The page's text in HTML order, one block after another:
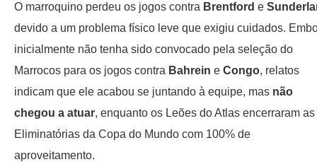
O marroquino perdeu os jogos contra Brentford e
devido a um problema físico leve que exigiu cuidados.
inicialmente não tenha sido convocado pela seleção do
Marrocos para os jogos contra Bahrein e Congo, relatos
indicam que ele acabou se juntando à equipe, mas não
chegou a atuar, enquanto os Leões do Atlas encerraram as
Eliminatórias da Copa do Mundo com 100% de
aproveitamento.